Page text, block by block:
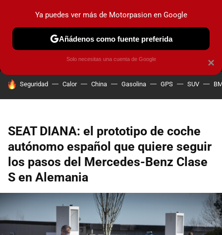
MENÚ NUEVO
COCHES ELÉCTRICOS OBSERVATORIO
HOY SE HABLA DE
Seguridad Calor China Gasolina GPS SUV
SEAT DIANA: el prototipo de coche
autónomo español que quiere seguir
los pasos del Mercedes-Benz Clase
S en Alemania
×
Ya puedes ver más de Motorpasion en Google
Añádenos como fuente preferida
Solo necesitas una cuenta de Google